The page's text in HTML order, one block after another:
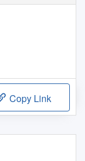
1
Copy Link